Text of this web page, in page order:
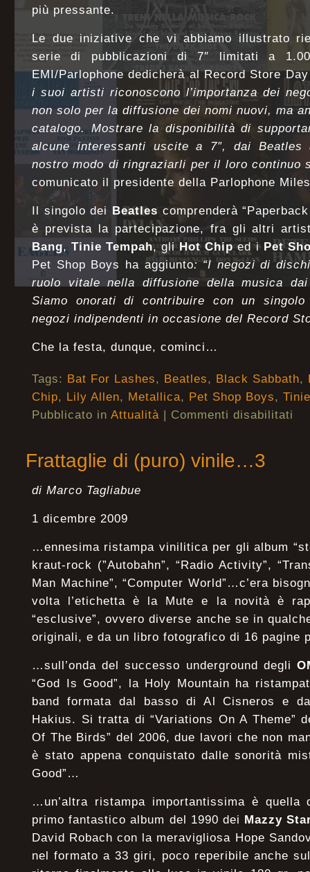
più pressante.
Le due iniziative che vi abbiamo illustrato
serie di pubblicazioni di 7″ limitati a
EMI/Parlophone dedicherà al Record Store
i suoi artisti riconoscono l’importanza dei
non solo per la diffusione dei nomi nuovi, ma
catalogo. Mostrare la disponibilità di
alcune interessanti uscite a 7″, dai
nostro modo di ringraziarli per il loro continuo
comunicato il presidente della Parlophone
Il singolo dei Beatles comprenderà
è prevista la partecipazione, fra gli altri
Bang,Tinie Tempah, gli Hot Chiped i Pet
Pet Shop Boys ha aggiunto: “I negozi di
ruolo vitale nella diffusione della musica
Siamo onorati di contribuire con un
negozi indipendenti in occasione del Record
Che la festa, dunque, cominci…
Tags: Bat For Lashes, Beatles, Black Sabbath,
Chip, Lily Allen, Metallica, Pet Shop Boys,
Pubblicato in Attualità | Commenti disabilitati
Frattaglie di (puro) vinile…3
di Marco Tagliabue
1 dicembre 2009
…ennesima ristampa vinilitica per gli album
kraut-rock (”Autobahn”, “Radio Activity”,
Man Machine”, “Computer World”…c’era
volta l’etichetta è la Mute e la novità è
“esclusive”, ovvero diverse anche se in
originali, e da un libro fotografico di 16 pagine
…sull’onda del successo underground degli
“God Is Good”, la Holy Mountain ha
band formata dal basso di Al Cisneros e
Hakius. Si tratta di “Variations On A Theme”
Of The Birds” del 2006, due lavori che non
è stato appena conquistato dalle sonorità
Good”…
…un’altra ristampa importantissima è quella
primo fantastico album del 1990 dei Mazzy
David Robach con la meravigliosa Hope
nel formato a 33 giri, poco reperibile anche